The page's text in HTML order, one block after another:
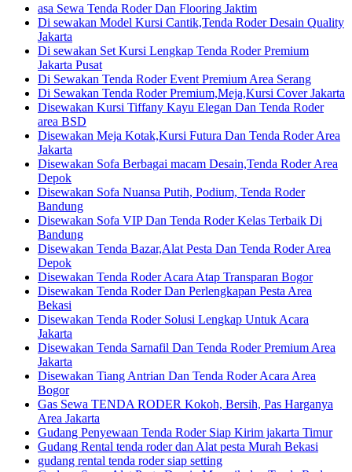
asa Sewa Tenda Roder Dan Flooring Jaktim
Di sewakan Model Kursi Cantik,Tenda Roder Desain Quality
Jakarta
Di sewakan Set Kursi Lengkap Tenda Roder Premium
Jakarta Pusat
Di Sewakan Tenda Roder Event Premium Area Serang
Di Sewakan Tenda Roder Premium,Meja,Kursi Cover Jakarta
Disewakan Kursi Tiffany Kayu Elegan Dan Tenda Roder
area BSD
Disewakan Meja Kotak,Kursi Futura Dan Tenda Roder Area
Jakarta
Disewakan Sofa Berbagai macam Desain,Tenda Roder Area
Depok
Disewakan Sofa Nuansa Putih, Podium, Tenda Roder
Bandung
Disewakan Sofa VIP Dan Tenda Roder Kelas Terbaik Di
Bandung
Disewakan Tenda Bazar,Alat Pesta Dan Tenda Roder Area
Depok
Disewakan Tenda Roder Acara Atap Transparan Bogor
Disewakan Tenda Roder Dan Perlengkapan Pesta Area
Bekasi
Disewakan Tenda Roder Solusi Lengkap Untuk Acara
Jakarta
Disewakan Tenda Sarnafil Dan Tenda Roder Premium Area
Jakarta
Disewakan Tiang Antrian Dan Tenda Roder Acara Area
Bogor
Gas Sewa TENDA RODER Kokoh, Bersih, Pas Harganya
Area Jakarta
Gudang Penyewaan Tenda Roder Siap Kirim jakarta Timur
Gudang Rental tenda roder dan Alat pesta Murah Bekasi
gudang rental tenda roder siap setting